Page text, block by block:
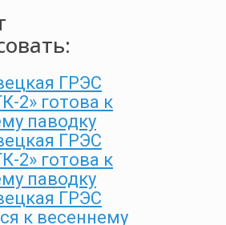
ГРЭС
2» готова к
паводку
ГРЭС
2» готова к
паводку
ГРЭС
к весеннему